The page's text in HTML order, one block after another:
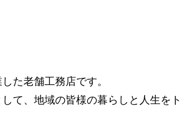
た老舗工務店です。
て、地域の皆様の暮らしと人生を